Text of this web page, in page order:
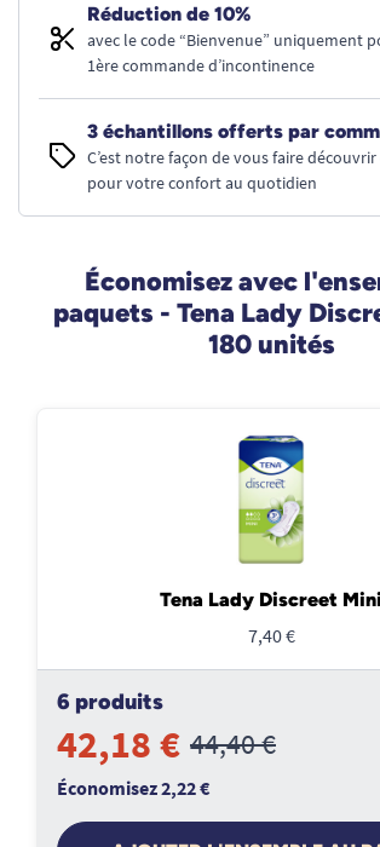
Réduction de 10%
avec le code “Bienvenue” uniquement
1ère commande d’incontinence
3 échantillons offerts par
C’est notre façon de vous faire
pour votre confort au quotidien
Économisez avec
paquets - Tena Lady
180 unités
Tena Lady Discreet Mini
7,40 €
6 produits
42,18 € 44,40 €
Économisez 2,22 €